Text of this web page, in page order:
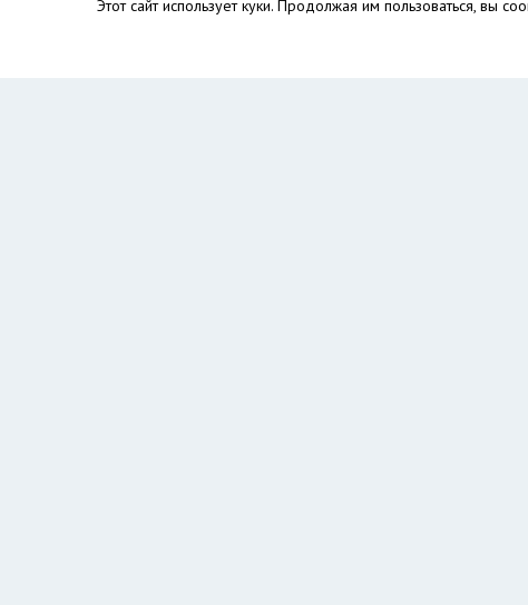
Этот сайт использует куки. Продолжая им пользоваться, вы